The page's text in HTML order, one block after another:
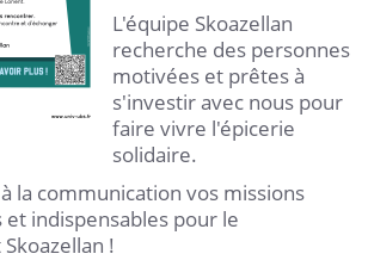
L'équipe Skoazellan
recherche des personnes
motivées et prêtes à
s'investir avec nous pour
faire vivre l'épicerie
solidaire.
la communication vos missions
indispensables pour le
!